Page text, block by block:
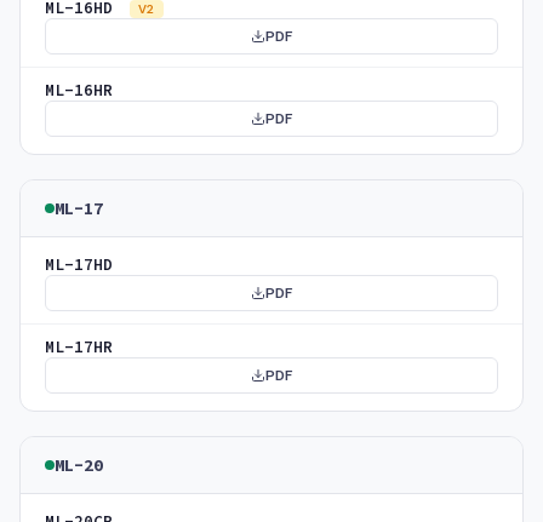
ML-16HD V2
PDF
ML-16HR
PDF
ML-17
ML-17HD
PDF
ML-17HR
PDF
ML-20